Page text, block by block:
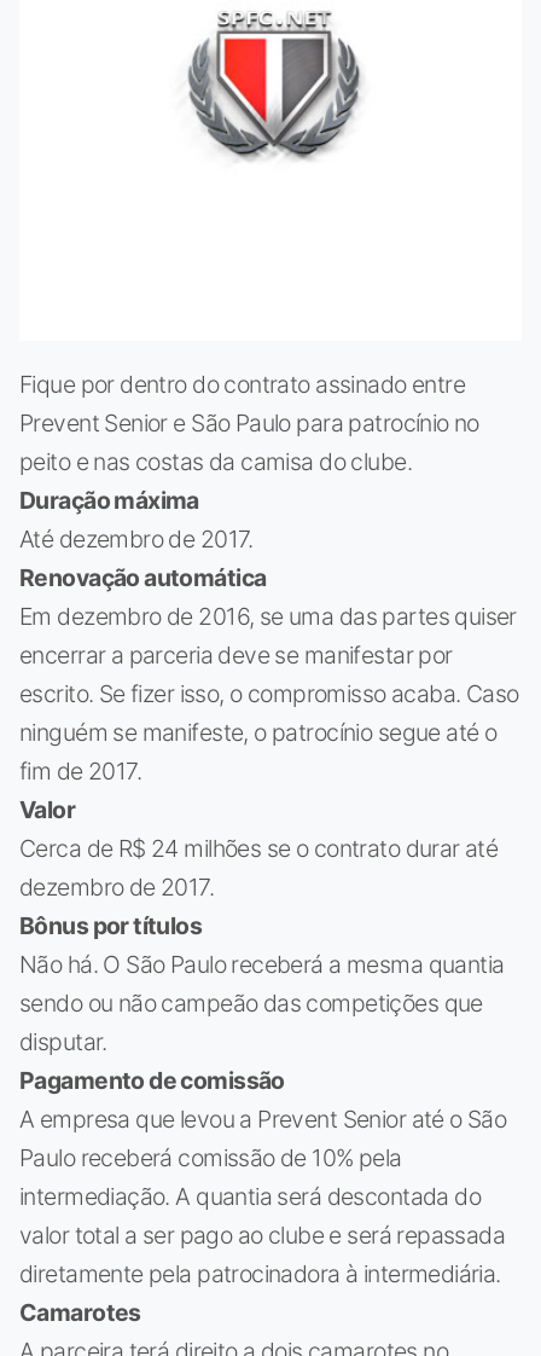
Fique por dentro do contrato assinado entre
Prevent Senior e São Paulo para patrocínio no
peito e nas costas da camisa do clube.
Duração máxima
Até dezembro de 2017.
Renovação automática
Em dezembro de 2016, se uma das partes quiser
encerrar a parceria deve se manifestar por
escrito. Se fizer isso, o compromisso acaba. Caso
ninguém se manifeste, o patrocínio segue até o
fim de 2017.
Valor
Cerca de R$ 24 milhões se o contrato durar até
dezembro de 2017.
Bônus por títulos
Não há. O São Paulo receberá a mesma quantia
sendo ou não campeão das competições que
disputar.
Pagamento de comissão
A empresa que levou a Prevent Senior até o São
Paulo receberá comissão de 10% pela
intermediação. A quantia será descontada do
valor total a ser pago ao clube e será repassada
diretamente pela patrocinadora à intermediária.
Camarotes